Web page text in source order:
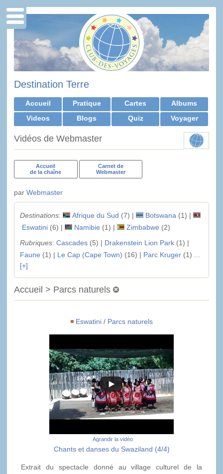
Destination Terre
Accueil Pratique Cartes
Albums
Videos
Blogs Quiz Voyager
Vidéos de Webmaster
Accueil
de la chaîne
Carnet de
Webmaster
par Webmaster
Destinations: Afrique du Sud (7) | Botswana (1) |
Eswatini(6) | Namibie (1) | Zimbabwe (2)
Rubriques: Cascades(5) | Drakenstein Lion Park(1) |
Faune (1) | Le Cap (Cape Town) (16) | Parc Kruger(1) ...
[+]
Accueil > Parcs naturels
Eswatini/ Parcs naturels
Agrandir la vidéo
Chants et danses du Swaziland (4/4)
Extrait du spectacle donné au village culturel de la